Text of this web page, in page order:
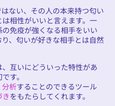
ない、その人の本来持つ匂い
相性がいいと言えます。一
免疫が強くなる相手をいい
、匂いが好きな相手とは自然
互いにどういった特性があ
す。
分析することのできるツール
きをもたらしてくれます。